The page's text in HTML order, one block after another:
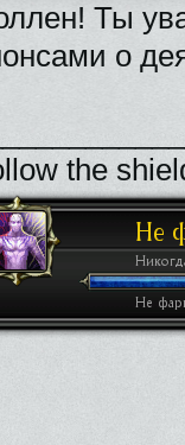
Ты
о
the